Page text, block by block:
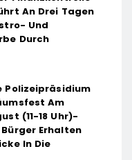
An Drei Tagen
Und
Durch
Polizeipräsidium
Am
(11-18 Uhr)-
Erhalten
In Die